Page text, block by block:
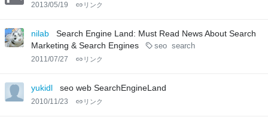
2013/05/19 リンク
nilab
Search Engine Land: Must Read News About Search
Marketing & Search Engines
seo search
2011/07/27 リンク
yukidl seo web SearchEngineLand
2010/11/23 リンク